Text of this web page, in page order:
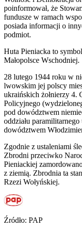
poinformował, że
fundusze w ramach
posiada informacji o
podmiot.
Huta Pieniacka to
Małopolsce Wschodniej.
28 lutego 1944 roku w
lwowskim jej polscy
ukraińskich żołnierzy 4.
Policyjnego
pod dowództwem
oddziału
dowództwem
Zgodnie z ustaleniami
Zbrodni przeciwko
Pieniackiej
z ziemią. Zbrodnia ta
Rzezi Wołyńskiej.
Źródło: PAP